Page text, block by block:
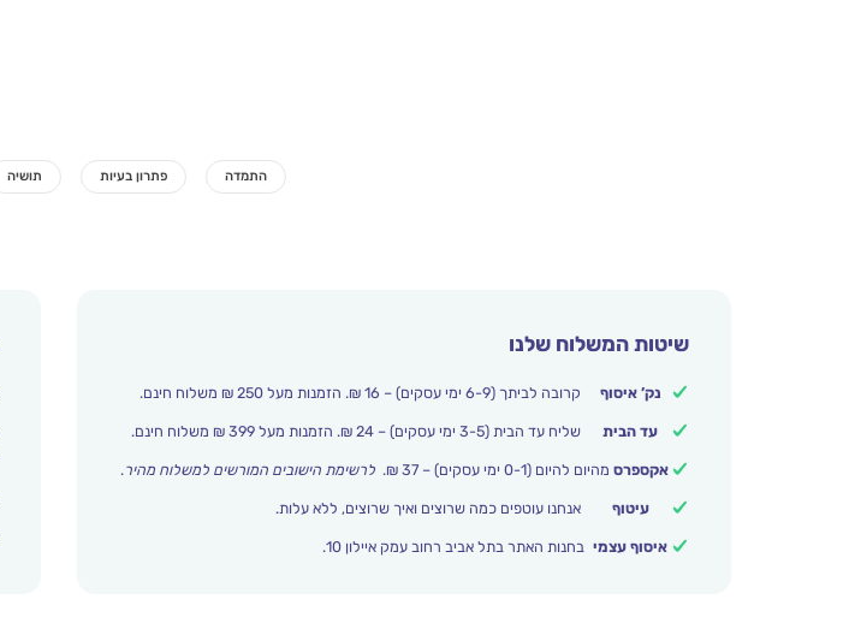
שיטות המשלוח שלנו
נק’ איסוף קרובה לביתך (6-9 ימי עסקים) – 16 ₪. הזמנות מעל 250 ₪ משלוח חינם.
עד הבית שליח עד הבית (3-5 ימי עסקים) – 24 ₪. הזמנות מעל 399 ₪ משלוח חינם.
אקספרס מהיום להיום (0-1 ימי עסקים) – 37 ₪. לרשימת הישובים המורשים למשלוח מהיר.
עיטוף אנחנו עוטפים כמה שרוצים ואיך שרוצים, ללא עלות.
איסוף עצמי בחנות האתר בתל אביב רחוב עמק איילון 10.